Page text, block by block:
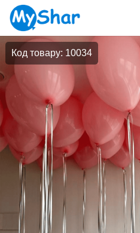
Код товару: 10034